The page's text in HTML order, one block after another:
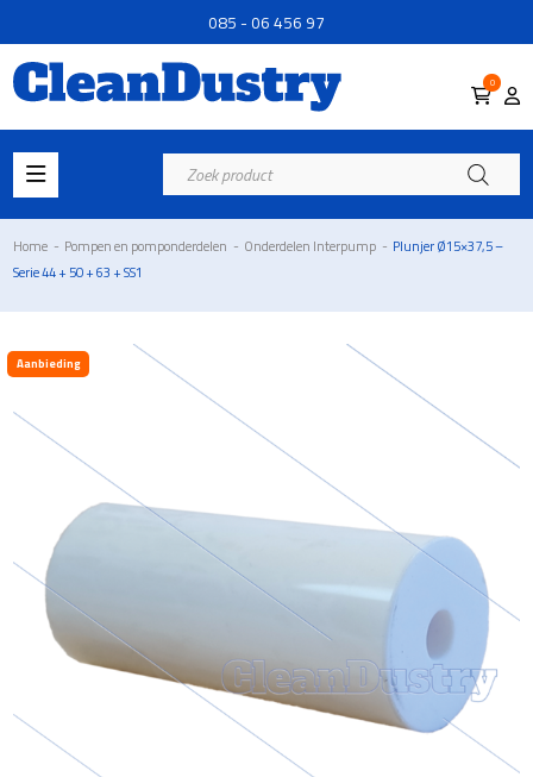
085 - 06 456 97
0
Producten
zoeken
Home - Pompen en pomponderdelen - Onderdelen Interpump - Plunjer Ø15×37,5 –
Serie 44 + 50 + 63 + SS1
Aanbieding